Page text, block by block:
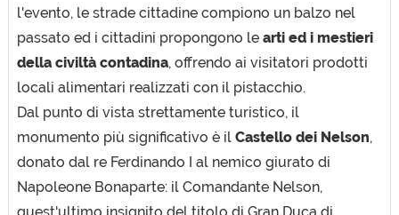
l'evento, le strade cittadine compiono un balzo nel
passato ed i cittadini propongono le arti ed i mestieri
della civiltà contadina, offrendo ai visitatori prodotti
locali alimentari realizzati con il pistacchio.
Dal punto di vista strettamente turistico, il
monumento più significativo è il Castello dei Nelson,
donato dal re Ferdinando I al nemico giurato di
Napoleone Bonaparte: il Comandante Nelson,